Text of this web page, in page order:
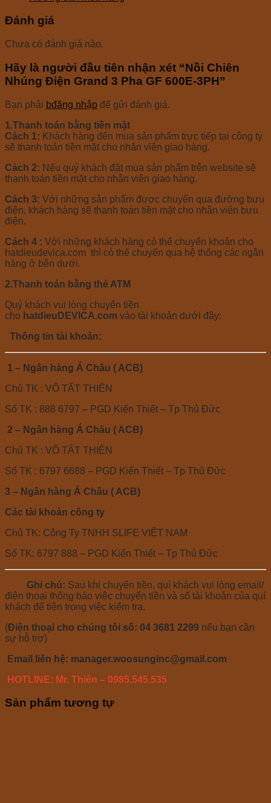
Đánh giá
Chưa có đánh giá nào.
Hãy là người đầu tiên nhận xét “Nồi Chiên
Nhúng Điện Grand 3 Pha GF 600E-3PH”
Bạn phải bđăng nhập để gửi đánh giá.
1.Thanh toán bằng tiền mặt
Cách 1: Khách hàng đến mua sản phẩm trực tiếp tại công ty
sẽ thanh toán tiền mặt cho nhân viên giao hàng.
Cách 2: Nếu quý khách đặt mua sản phẩm trên website sẽ
thanh toán tiền mặt cho nhân viên giao hàng.
Cách 3: Với những sản phẩm được chuyển qua đường bưu
điện, khách hàng sẽ thanh toán tiền mặt cho nhân viên bưu
điện.
Cách 4 : Với những khách hàng có thể chuyển khoản cho
hatdieudevica.com thì có thể chuyển qua hệ thống các ngân
hàng ở bên dưới.
2.Thanh toán bằng thẻ ATM
Quý khách vui lòng chuyển tiền
cho hatdieuDEVICA.com vào tài khoản dưới đây:
Thông tin tài khoản:
1 – Ngân hàng Á Châu ( ACB)
Chủ TK : VÕ TẤT THIÊN
Số TK : 888 6797 – PGD Kiến Thiết – Tp Thủ Đức
2 – Ngân hàng Á Châu ( ACB)
Chủ TK : VÕ TẤT THIÊN
Số TK : 6797 6688 – PGD Kiến Thiết – Tp Thủ Đức
3 – Ngân hàng Á Châu ( ACB)
Các tài khoản công ty
Chủ TK: Công Ty TNHH SLIFE VIỆT NAM
Số TK: 6797 888 – PGD Kiến Thiết – Tp Thủ Đức
Ghi chú: Sau khi chuyển tiền, quí khách vui lòng email/
điện thoại thông báo việc chuyển tiền và số tài khoản của quí
khách để tiện trong việc kiểm tra.
(Điện thoại cho chúng tôi số: 04 3681 2299 nếu bạn cần
sự hỗ trợ)
Email liên hệ: manager.woosunginc@gmail.com
HOTLINE: Mr. Thiên – 0985.545.535
Sản phẩm tương tự